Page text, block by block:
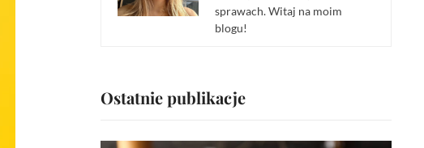
sprawach. Witaj na moim
blogu!
Ostatnie publikacje